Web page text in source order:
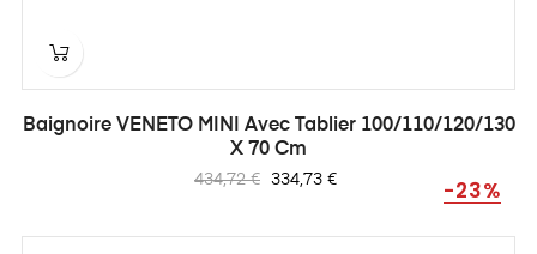
Baignoire VENETO MINI Avec Tablier 100/110/120/130
X 70 Cm
Prix
434,72 € -23%
Prix
334,73 €